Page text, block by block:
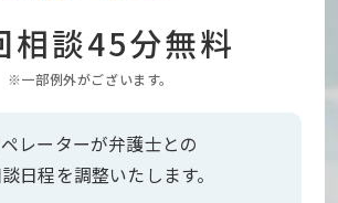
相談45分無料
※一部例外がございます。
レーターが弁護士との
日程を調整いたします。